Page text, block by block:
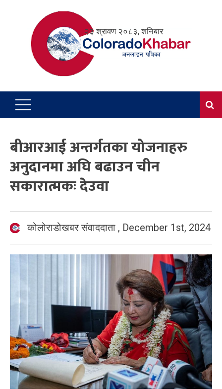
२३ श्रावण २०८३, शनिबार
बीआरआई अन्तर्गतका योजनाहरु
अनुदानमा अघि बढाउन चीन
सकारात्मकः देउवा
कोलोराडोखबर संवाददाता , December 1st, 2024